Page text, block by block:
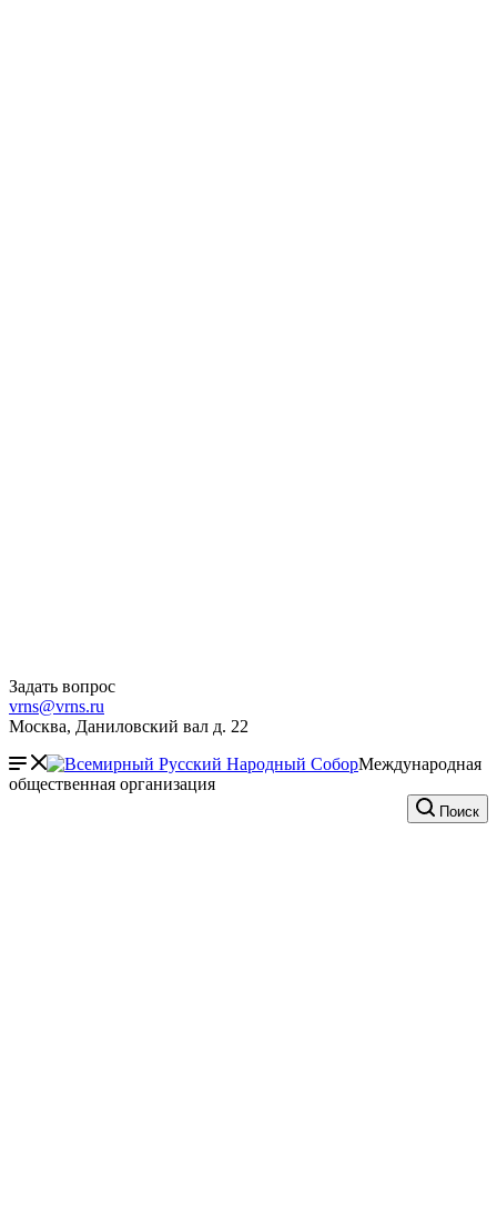
Задать вопрос
vrns@vrns.ru
Москва, Даниловский вал д. 22
Международная
общественная организация
Поиск